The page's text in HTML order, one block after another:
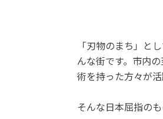
「刃物のまち」と
んな街です。市内
術を持った方々が活
そんな日本屈指の